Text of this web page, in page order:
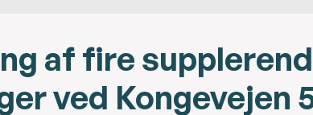
af fire
ved Kongevejen